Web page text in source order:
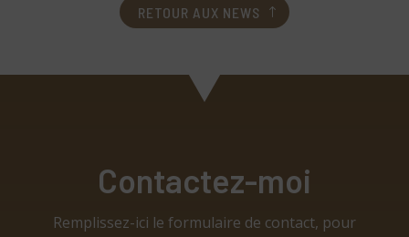
RETOUR AUX NEWS
Contactez-moi
Remplissez-ici le formulaire de contact, pour